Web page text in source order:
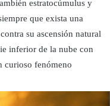
estratocúmulus y
que exista una
su ascensión natural
inferior de la nube con
curioso fenómeno